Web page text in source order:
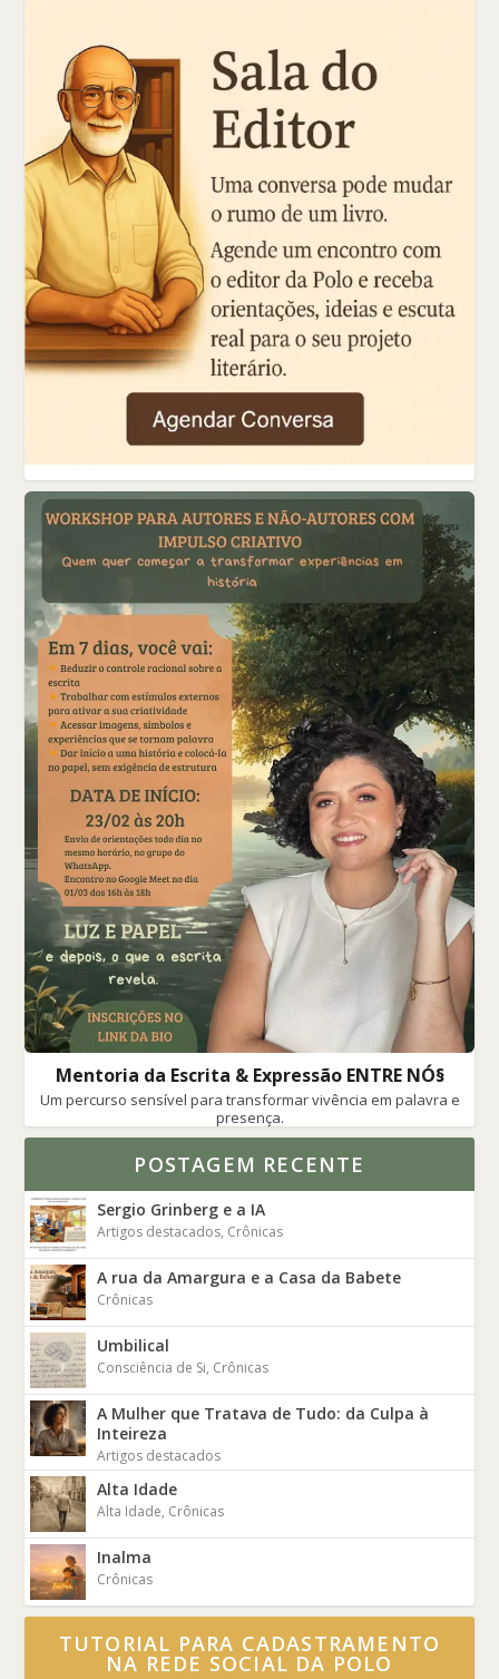
Mentoria da Escrita & Expressão ENTRE NÓ§
Um percurso sensível para transformar vivência em palavra e
presença.
POSTAGEM RECENTE
Sergio Grinberg e a IA
Artigos destacados, Crônicas
A rua da Amargura e a Casa da Babete
Crônicas
Umbilical
Consciência de Si, Crônicas
A Mulher que Tratava de Tudo: da Culpa à
Inteireza
Artigos destacados
Alta Idade
Alta Idade, Crônicas
Inalma
Crônicas
TUTORIAL PARA CADASTRAMENTO
NA REDE SOCIAL DA POLO